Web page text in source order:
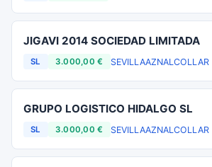
JIGAVI 2014 SOCIEDAD LIMITADA
SL 3.000,00 € SEVILLAAZNALCOLLAR
GRUPO LOGISTICO HIDALGO SL
SL 3.000,00 € SEVILLAAZNALCOLLAR